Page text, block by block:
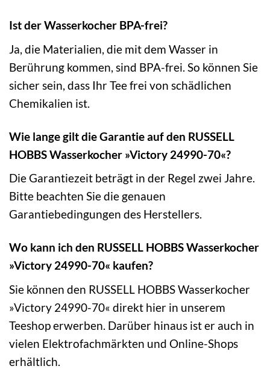
Ist der Wasserkocher BPA-frei?
Ja, die Materialien, die mit dem Wasser in
Berührung kommen, sind BPA-frei. So können Sie
sicher sein, dass Ihr Tee frei von schädlichen
Chemikalien ist.
Wie lange gilt die Garantie auf den RUSSELL
HOBBS Wasserkocher »Victory 24990-70«?
Die Garantiezeit beträgt in der Regel zwei Jahre.
Bitte beachten Sie die genauen
Garantiebedingungen des Herstellers.
Wo kann ich den RUSSELL HOBBS Wasserkocher
»Victory 24990-70« kaufen?
Sie können den RUSSELL HOBBS Wasserkocher
»Victory 24990-70« direkt hier in unserem
Teeshop erwerben. Darüber hinaus ist er auch in
vielen Elektrofachmärkten und Online-Shops
erhältlich.